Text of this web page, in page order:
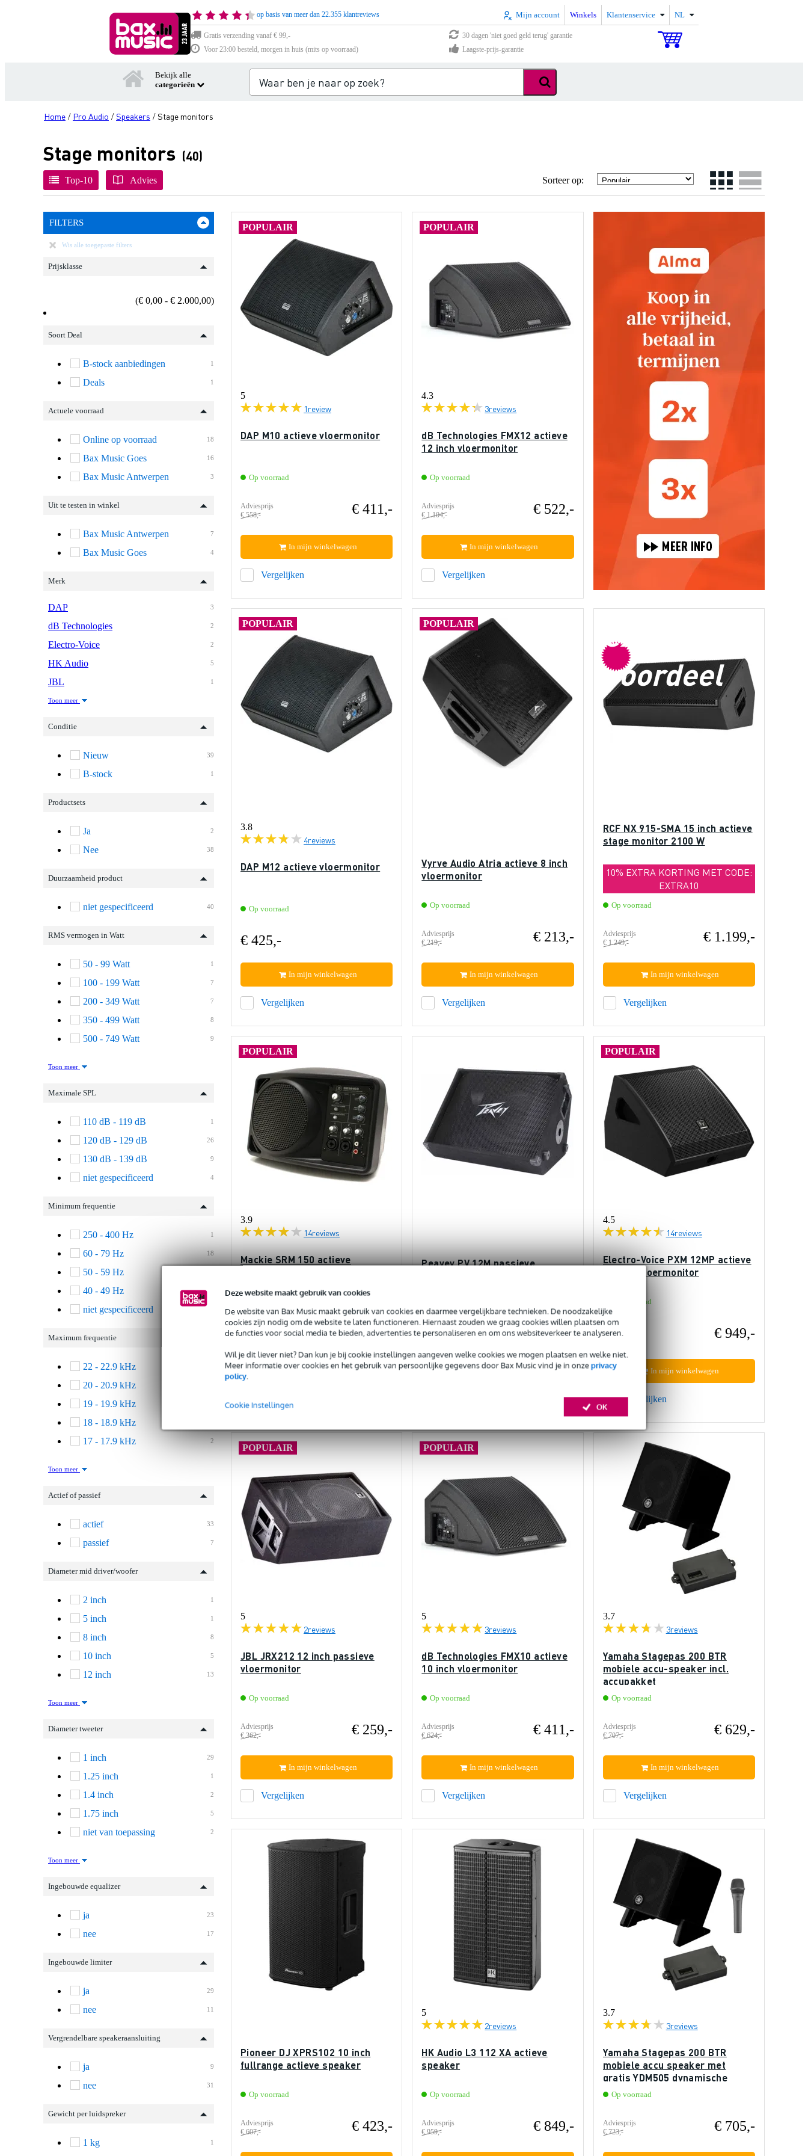
Deze website maakt gebruik van cookies
De website van Bax Music maakt gebruik van cookies en daarmee vergelijkbare technieken. De noodzakelijke
cookies zijn nodig om de website te laten functioneren. Hiernaast zouden we graag cookies willen plaatsen om
de functies voor social media te bieden, advertenties te personaliseren en om ons websiteverkeer te analyseren.
Wil je dit liever niet? Dan kun je bij cookie instellingen aangeven welke cookies we mogen plaatsen en welke niet.
Meer informatie over cookies en het gebruik van persoonlijke gegevens door Bax Music vind je in onzeprivacy
policy.
OK
Cookie Instellingen
op basis van meer dan 22.355 klantreviews Mijn account Winkels Klantenservice NL
Gratis verzending vanaf € 99,-
30 dagen 'niet goed geld terug' garantie
Voor 23:00 besteld, morgen in huis (mits op voorraad)
Laagste-prijs-garantie
Bekijk alle
categorieën
Home / Pro Audio /Speakers /Stage monitors
Stage monitors (40)
Top-10 Advies Sorteer op:
FILTERS
Wis alle toegepaste filters
Prijsklasse
(€ 0,00 - € 2.000,00)
Soort Deal
1
B-stock aanbiedingen
1
Deals
Actuele voorraad
18
Online op voorraad
16
Bax Music Goes
3
Bax Music Antwerpen
Uit te testen in winkel
7
Bax Music Antwerpen
4
Bax Music Goes
Merk
3
DAP
2
dB Technologies
2
Electro-Voice
5
HK Audio
1
JBL
Toon meer
Conditie
39
Nieuw
1
B-stock
Productsets
2
Ja
38
Nee
Duurzaamheid product
40
niet gespecificeerd
RMS vermogen in Watt
1
50 - 99 Watt
7
100 - 199 Watt
7
200 - 349 Watt
8
350 - 499 Watt
9
500 - 749 Watt
Toon meer
Maximale SPL
1
110 dB - 119 dB
26
120 dB - 129 dB
9
130 dB - 139 dB
4
niet gespecificeerd
Minimum frequentie
1
250 - 400 Hz
18
60 - 79 Hz
50 - 59 Hz
40 - 49 Hz
niet gespecificeerd
Maximum frequentie
22 - 22.9 kHz
20 - 20.9 kHz
19 - 19.9 kHz
18 - 18.9 kHz
2
17 - 17.9 kHz
Toon meer
Actief of passief
33
actief
7
passief
Diameter mid driver/woofer
1
2 inch
1
5 inch
8
8 inch
5
10 inch
13
12 inch
Toon meer
Diameter tweeter
29
1 inch
1
1.25 inch
2
1.4 inch
5
1.75 inch
2
niet van toepassing
Toon meer
Ingebouwde equalizer
23
ja
17
nee
Ingebouwde limiter
29
ja
11
nee
Vergrendelbare speakeraansluiting
9
ja
31
nee
Gewicht per luidspreker
1
1 kg
POPULAIR
5
1review
DAP M10 actieve vloermonitor
Op voorraad
Adviesprijs
€ 558,-
€ 411,-
Vergelijken
In mijn winkelwagen
POPULAIR
4.3
3reviews
dB Technologies FMX12 actieve
12 inch vloermonitor
Op voorraad
Adviesprijs
€ 1.104,-
€ 522,-
Vergelijken
In mijn winkelwagen
POPULAIR
3.8
4reviews
DAP M12 actieve vloermonitor
Op voorraad
€ 425,-
Vergelijken
In mijn winkelwagen
POPULAIR
Vyrve Audio Atria actieve 8 inch
vloermonitor
Op voorraad
Adviesprijs
€ 219,-
€ 213,-
Vergelijken
In mijn winkelwagen
extra
voordeel
RCF NX 915-SMA 15 inch actieve
stage monitor 2100 W
10% EXTRA KORTING MET CODE:
EXTRA10
Op voorraad
Adviesprijs
€ 1.249,-
€ 1.199,-
Vergelijken
In mijn winkelwagen
POPULAIR
3.9
14reviews
Mackie SRM 150 actieve
Adviesprijs
€ 298,-
In mijn winkelwagen
Peavey PV 12M passieve
€ 245,-
In mijn winkelwagen
POPULAIR
4.5
14reviews
Electro-Voice PXM 12MP actieve
12 inch vloermonitor
Op voorraad
Adviesprijs
€ 949,-
Vergelijken
In mijn winkelwagen
POPULAIR
5
2reviews
JBL JRX212 12 inch passieve
vloermonitor
Op voorraad
Adviesprijs
€ 362,-
€ 259,-
Vergelijken
In mijn winkelwagen
POPULAIR
5
3reviews
dB Technologies FMX10 actieve
10 inch vloermonitor
Op voorraad
Adviesprijs
€ 624,-
€ 411,-
Vergelijken
In mijn winkelwagen
3.7
3reviews
Yamaha Stagepas 200 BTR
mobiele accu-speaker incl.
accupakket
Op voorraad
Adviesprijs
€ 707,-
€ 629,-
Vergelijken
In mijn winkelwagen
Pioneer DJ XPRS102 10 inch
fullrange actieve speaker
Op voorraad
Adviesprijs
€ 607,-
€ 423,-
5
2reviews
HK Audio L3 112 XA actieve
speaker
Op voorraad
Adviesprijs
€ 959,-
€ 849,-
3.7
3reviews
Yamaha Stagepas 200 BTR
mobiele accu speaker met
gratis YDM505 dynamische
microfoon
Op voorraad
Adviesprijs
€ 723,-
€ 705,-